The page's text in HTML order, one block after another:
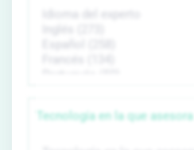
Tecnología en la que asesora